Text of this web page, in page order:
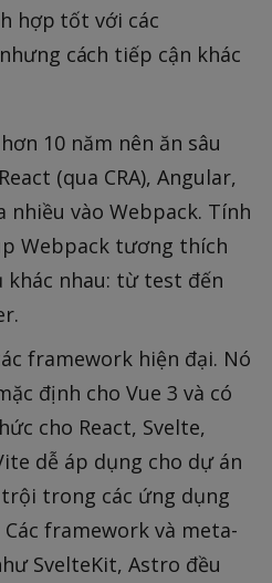
hợp tốt với các
cách tiếp cận khác
10 năm nên ăn sâu
(qua CRA), Angular,
nhiều vào Webpack. Tính
Webpack tương thích
khác nhau: từ test đến
framework hiện đại. Nó
định cho Vue 3 và có
cho React, Svelte,
dễ áp dụng cho dự án
trong các ứng dụng
framework và meta-
SvelteKit, Astro đều